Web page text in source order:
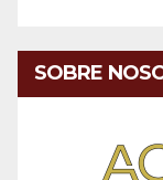
SOBRE